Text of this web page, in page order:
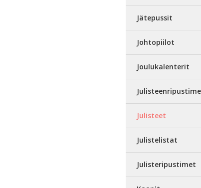
Jätepussit
Johtopiilot
Joulukalenterit
Julisteet
Julistelistat
Julisteripustimet